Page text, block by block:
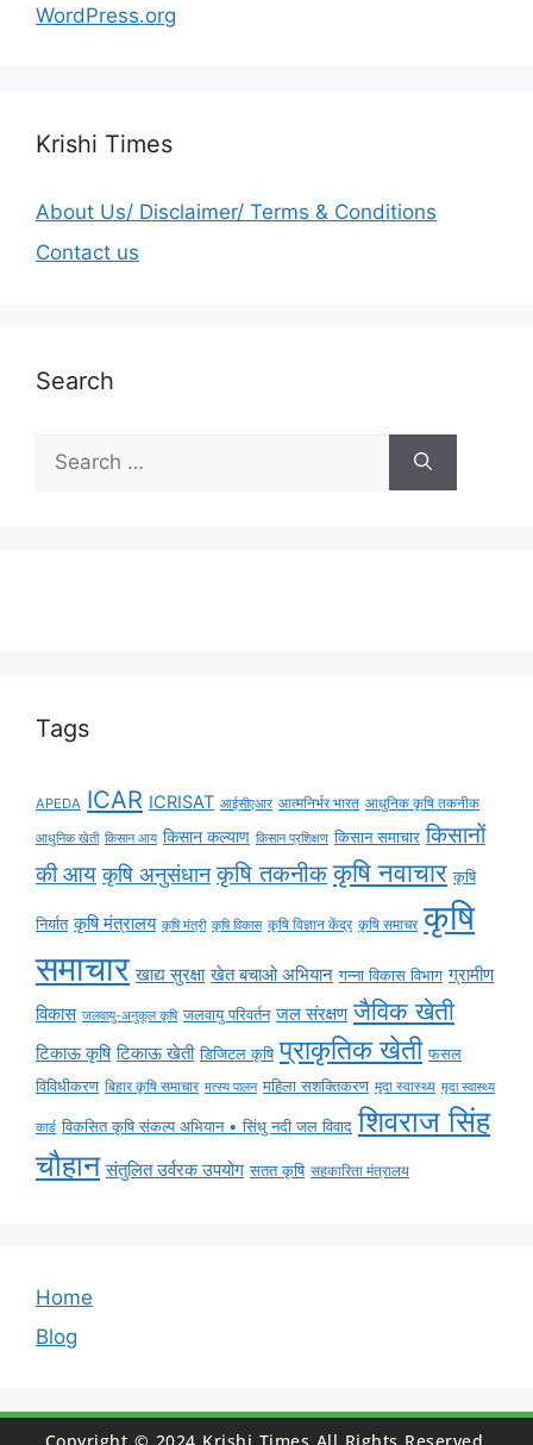
WordPress.org
Krishi Times
About Us/ Disclaimer/ Terms & Conditions
Contact us
Search
Tags
APEDA ICAR ICRISAT आईसीएआर आत्मनिर्भर भारत आधुनिक कृषि तकनीक
आधुनिक खेती किसान आय किसान कल्याण किसान प्रशिक्षण किसान समाचार किसानों
की आय कृषि अनुसंधान कृषि तकनीक कृषि नवाचार कृषि
निर्यात कृषि मंत्रालय कृषि मंत्री कृषि विकास कृषि विज्ञान केंद्र कृषि समाचर कृषि
समाचार खाद्य सुरक्षा खेत बचाओ अभियान गन्ना विकास विभाग ग्रामीण
विकास जलवायु-अनुकूल कृषि जलवायु परिवर्तन जल संरक्षण जैविक खेती
टिकाऊ कृषि टिकाऊ खेती डिजिटल कृषि प्राकृतिक खेती फसल
विविधीकरण बिहार कृषि समाचार मत्स्य पालन महिला सशक्तिकरण मृदा स्वास्थ्य मृदा स्वास्थ्य
कार्ड विकसित कृषि संकल्प अभियान • सिंधु नदी जल विवाद शिवराज सिंह
चौहान संतुलित उर्वरक उपयोग सतत कृषि सहकारिता मंत्रालय
Home
Blog